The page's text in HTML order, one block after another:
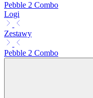
Pebble 2 Combo
Logi
Zestawy
Pebble 2 Combo